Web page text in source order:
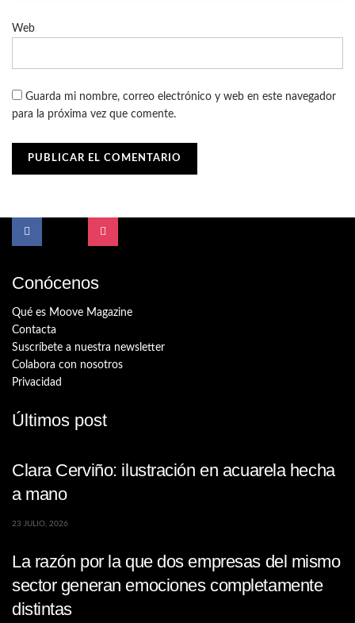
Web
Guarda mi nombre, correo electrónico y web en este navegador
para la próxima vez que comente.
Conócenos
Qué es Moove Magazine
Contacta
Suscríbete a nuestra newsletter
Colabora con nosotros
Privacidad
Últimos post
Clara Cerviño: ilustración en acuarela hecha
a mano
23 JULIO, 2026
La razón por la que dos empresas del mismo
sector generan emociones completamente
distintas